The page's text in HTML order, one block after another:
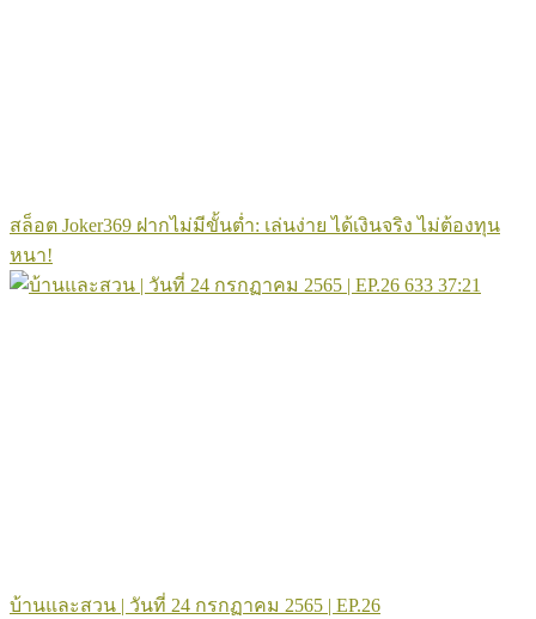
สล็อต Joker369 ฝากไม่มีขั้นต่ำ: เล่นง่าย ได้เงินจริง ไม่ต้องทุน
หนา!
633 37:21
บ้านและสวน | วันที่ 24 กรกฏาคม 2565 | EP.26